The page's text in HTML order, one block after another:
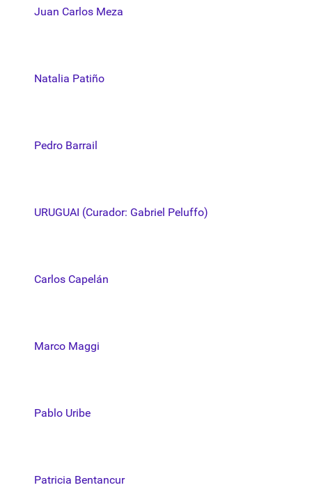
Juan Carlos Meza
Natalia Patiño
Pedro Barrail
URUGUAI (Curador: Gabriel Peluffo)
Carlos Capelán
Marco Maggi
Pablo Uribe
Patricia Bentancur